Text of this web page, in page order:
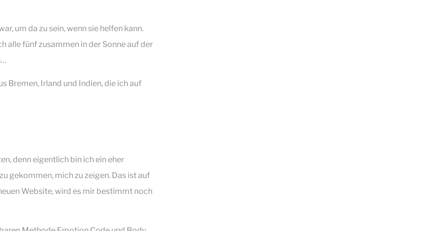
um da zu sein, wenn sie helfen kann.
alle fünf zusammen in der Sonne auf der
Bremen, Irland und Indien, die ich auf
denn eigentlich bin ich ein eher
gekommen, mich zu zeigen. Das ist auf
Website, wird es mir bestimmt noch